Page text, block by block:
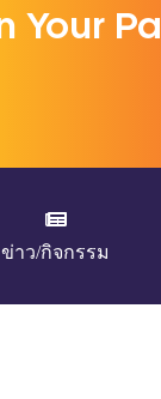
Your
ข่าว/กิจกรรม